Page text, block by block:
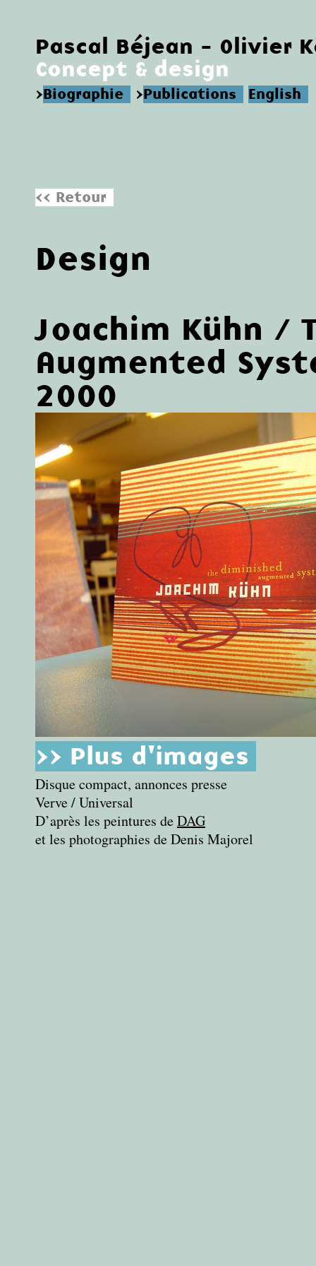
Pascal Béjean - Olivier
Concept & design
>Biographie >Publications English
<< Retour
Design
Joachim Kühn /
Augmented
2000
>> Plus d'images
Disque compact, annonces presse
Verve / Universal
D’après les peintures deDAG
et les photographies de Denis Majorel